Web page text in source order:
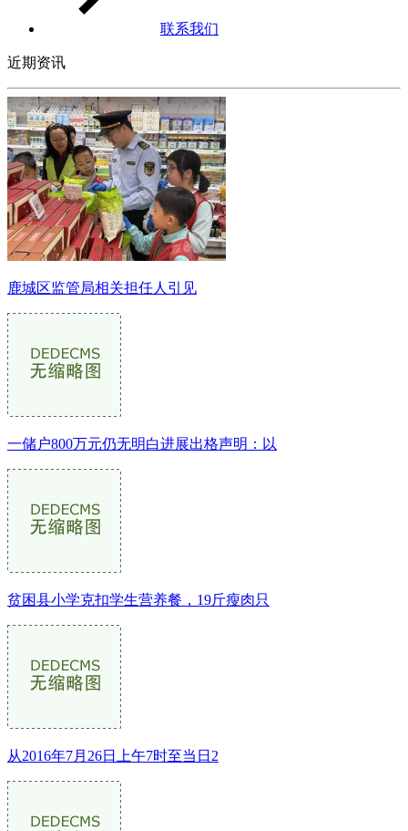
联系我们
近期资讯
鹿城区监管局相关担任人引见
一储户800万元仍无明白进展出格声明：以
贫困县小学克扣学生营养餐，19斤瘦肉只
从2016年7月26日上午7时至当日2